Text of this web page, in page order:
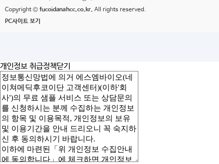
Copyright © fucoidanahcc.co.kr. All rights reserved.
PC사이트 보기
개인정보 취급정책닫기